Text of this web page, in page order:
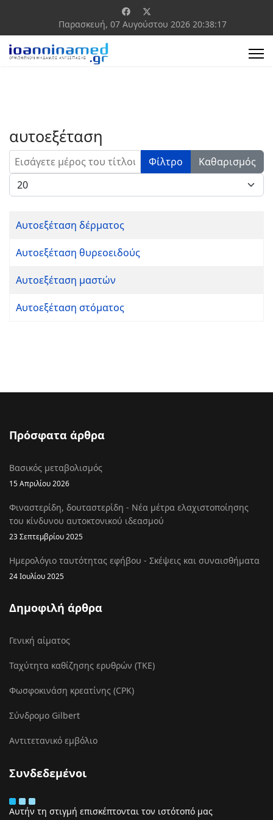
Παρασκευή, 07 Αυγούστου 2026 20:38:17
αυτοεξέταση
Εισάγετε μέρος του τίτλου. Φίλτρο
Καθαρισμός
Εμφάνιση #
Αυτοεξέταση δέρματος
Αυτοεξέταση θυρεοειδούς
Αυτοεξέταση μαστών
Αυτοεξέταση στόματος
Πρόσφατα άρθρα
Βασικός μεταβολισμός
15 Απριλίου 2026
Φιναστερίδη, δουταστερίδη - Νέα μέτρα ελαχιστοποίησης
του κίνδυνου αυτοκτονικού ιδεασμού
23 Σεπτεμβρίου 2025
Ημερολόγιο ταυτότητας εφήβου - Σκέψεις και συναισθήματα
24 Ιουλίου 2025
Δημοφιλή άρθρα
Γενική αίματος
Ταχύτητα καθίζησης ερυθρών (ΤΚΕ)
Φωσφοκινάση κρεατίνης (CPK)
Σύνδρομο Gilbert
Αντιτετανικό εμβόλιο
Συνδεδεμένοι
Αυτήν τη στιγμή επισκέπτονται τον ιστότοπό μας